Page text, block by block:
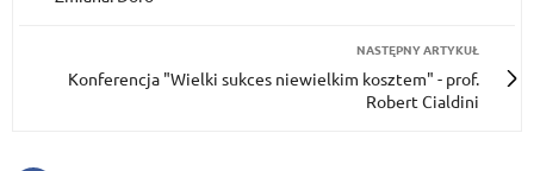
NASTĘPNY ARTYKUŁ
Konferencja "Wielki sukces niewielkim kosztem" - prof.
Robert Cialdini